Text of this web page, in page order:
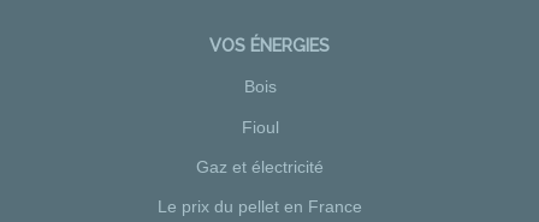
VOS ÉNERGIES
Bois
Fioul
Gaz et électricité
Le prix du pellet en France